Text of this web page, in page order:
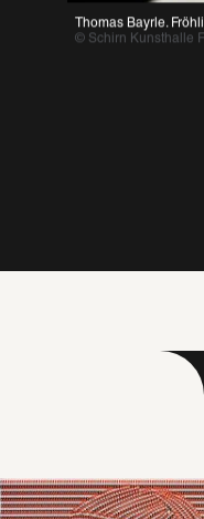
Thomas Bayrle.
© Schirn Kunsthalle